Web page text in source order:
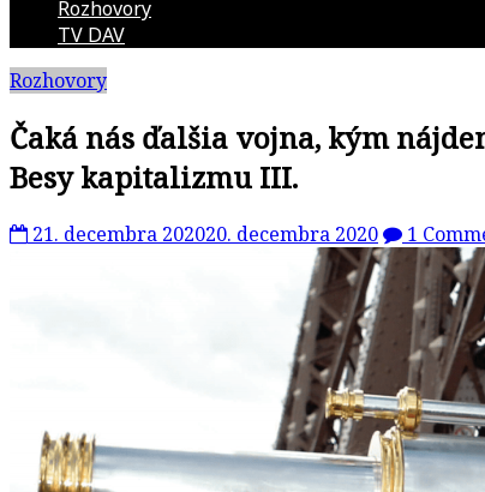
kultúrno-
politická
revue
Rozhovory
TV DAV
Rozhovory
Čaká nás ďalšia vojna, kým
Besy kapitalizmu III.
21. decembra 202020. decembra 2020 1